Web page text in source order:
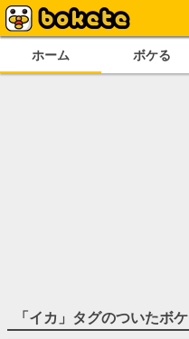
ホーム ボケる
「イカ 」タグのついたボケ